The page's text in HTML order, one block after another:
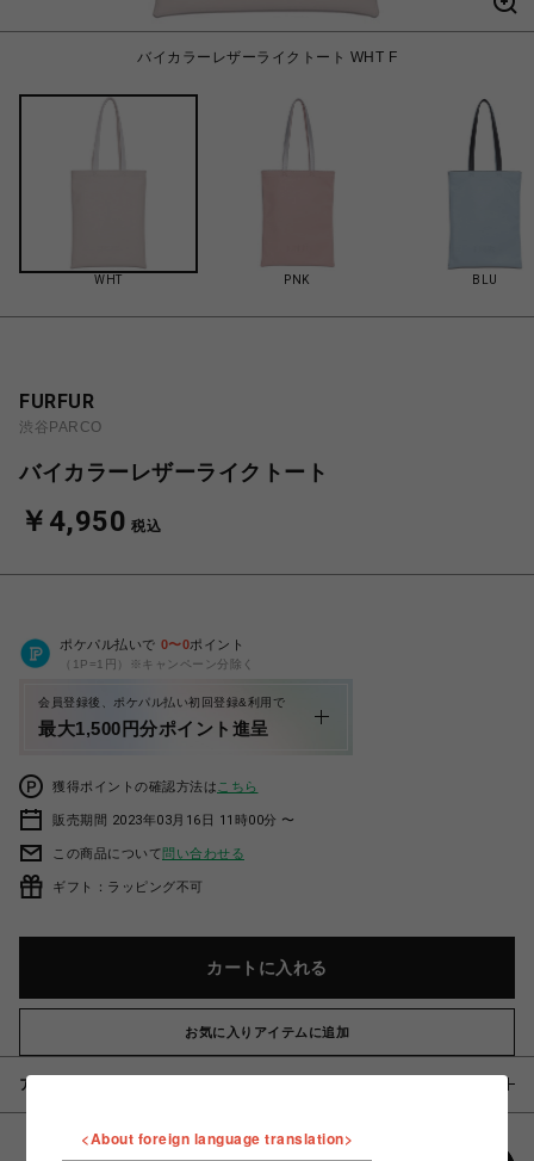
バイカラーレザーライクトート WHT F
WHT PNK BLU
FURFUR
渋谷PARCO
バイカラーレザーライクトート
￥4,950 税込
ポケパル払いで 0〜0ポイント
（1P=1円）※キャンペーン分除く
会員登録後、ポケパル払い初回登録&利用で
最大1,500円分ポイント進呈
獲得ポイントの確認方法は こちら
販売期間 2023年03月16日 11時00分 〜
この商品について問い合わせる
ギフト：ラッピング不可
カートに入れる
お気に入りアイテムに追加
アイテム説明 / 素材
<About foreign language translation>